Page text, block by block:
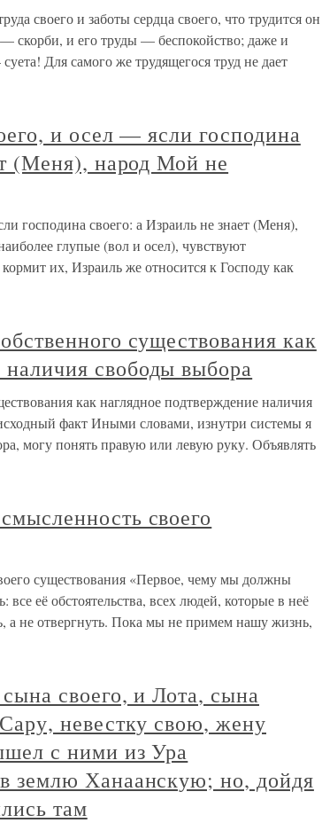
своего и заботы сердца своего, что трудится он
скорби, и его труды — беспокойство; даже и
Для самого же трудящегося труд не дает
и осел — ясли господина
(Меня), народ Мой не
господина своего: а Израиль не знает (Меня),
глупые (вол и осел), чувствуют
их, Израиль же относится к Господу как
существования как
свободы выбора
как наглядное подтверждение наличия
факт Иными словами, изнутри системы я
могу понять правую или левую руку. Объявлять
своего
существования «Первое, чему мы должны
её обстоятельства, всех людей, которые в неё
а не отвергнуть. Пока мы не примем нашу жизнь,
своего, и Лота, сына
невестку свою, жену
с ними из Ура
землю Ханаанскую; но, дойдя
там